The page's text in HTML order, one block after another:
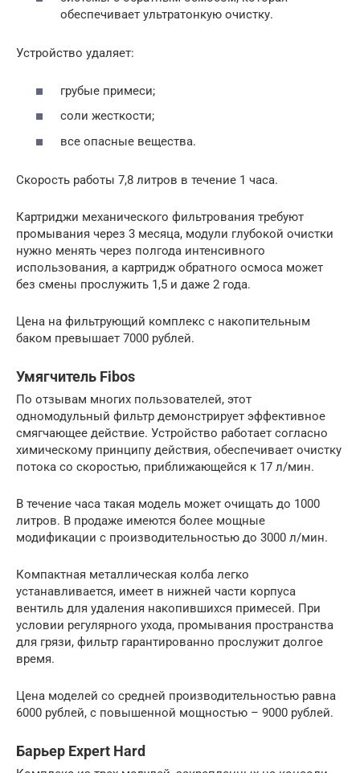
обеспечивает ультратонкую очистку.
Устройство удаляет:
грубые примеси;
соли жесткости;
все опасные вещества.
Скорость работы 7,8 литров в течение 1 часа.
Картриджи механического фильтрования требуют
промывания через 3 месяца, модули глубокой очистки
нужно менять через полгода интенсивного
использования, а картридж обратного осмоса может
без смены прослужить 1,5 и даже 2 года.
Цена на фильтрующий комплекс с накопительным
баком превышает 7000 рублей.
Умягчитель Fibos
По отзывам многих пользователей, этот
одномодульный фильтр демонстрирует эффективное
смягчающее действие. Устройство работает согласно
химическому принципу действия, обеспечивает очистку
потока со скоростью, приближающейся к 17 л/мин.
В течение часа такая модель может очищать до 1000
литров. В продаже имеются более мощные
модификации с производительностью до 3000 л/мин.
Компактная металлическая колба легко
устанавливается, имеет в нижней части корпуса
вентиль для удаления накопившихся примесей. При
условии регулярного ухода, промывания пространства
для грязи, фильтр гарантированно прослужит долгое
время.
Цена моделей со средней производительностью равна
6000 рублей, с повышенной мощностью – 9000 рублей.
Барьер Expert Hard